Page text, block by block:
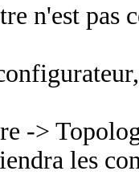
n'est pas
->
les